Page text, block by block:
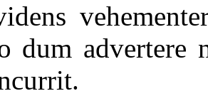
dum advertere